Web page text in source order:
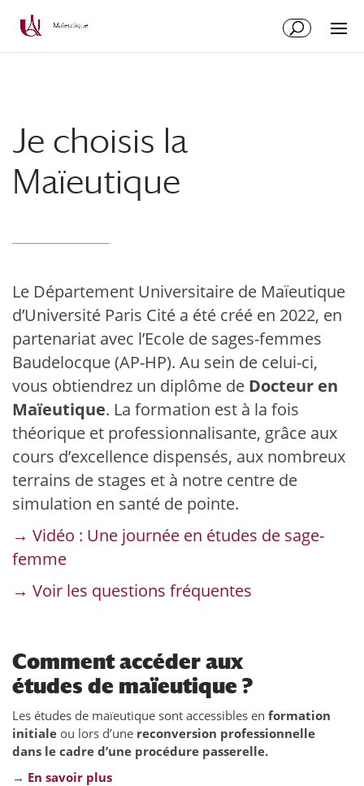
Je choisis la
Maïeutique
Le Département Universitaire de Maïeutique
d’Université Paris Cité a été créé en 2022, en
partenariat avec l’Ecole de sages-femmes
Baudelocque (AP-HP). Au sein de celui-ci,
vous obtiendrez un diplôme de Docteur en
Maïeutique. La formation est à la fois
théorique et professionnalisante, grâce aux
cours d’excellence dispensés, aux nombreux
terrains de stages et à notre centre de
simulation en santé de pointe.
→ Vidéo : Une journée en études de sage-
femme
→ Voir les questions fréquentes
Comment accéder aux
études de maïeutique ?
Les études de maïeutique sont accessibles en formation
initiale ou lors d’une reconversion professionnelle
dans le cadre d’une procédure passerelle.
→ En savoir plus